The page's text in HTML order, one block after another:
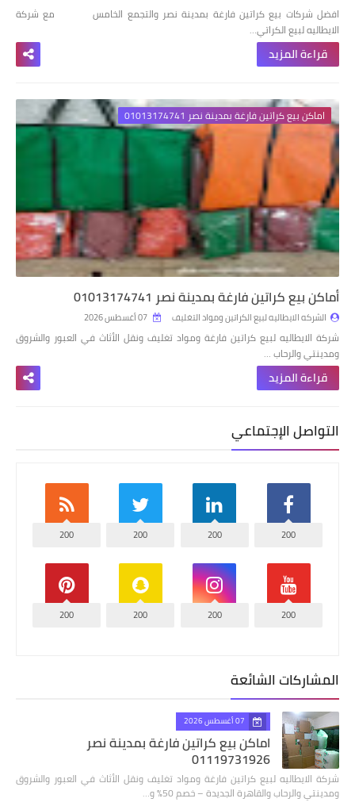
افضل شركات بيع كراتين فارغة بمدينة نصر والتجمع الخامس مع شركة
الايطاليه لبيع الكراتي…
قراءة المزيد
اماكن بيع كراتين فارغة بمدينة نصر 01013174741
أماكن بيع كراتين فارغة بمدينة نصر 01013174741
الشركه الايطاليه لبيع الكراتين ومواد التغليف
شركة الايطاليه لبيع كراتين فارغة ومواد تغليف ونقل الأثاث في العبور والشروق
ومدينتي والرحاب …
قراءة المزيد
التواصل الإجتماعي
200
200
200
200
200
200
200
200
المشاركات الشائعة
07 أغسطس 2026
اماكن بيع كراتين فارغة بمدينة نصر
01119731926
شركة الايطاليه لبيع كراتين فارغة ومواد تغليف ونقل الأثاث في العبور والشروق
ومدينتي والرحاب والقاهرة الجديدة – خصم 50% و…